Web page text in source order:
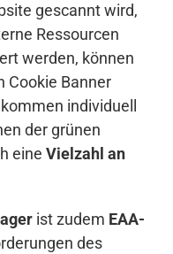
gescannt wird,
Ressourcen
werden, können
Cookie Banner
individuell
der grünen
eine Vielzahl an
ist zudem EAA-
des